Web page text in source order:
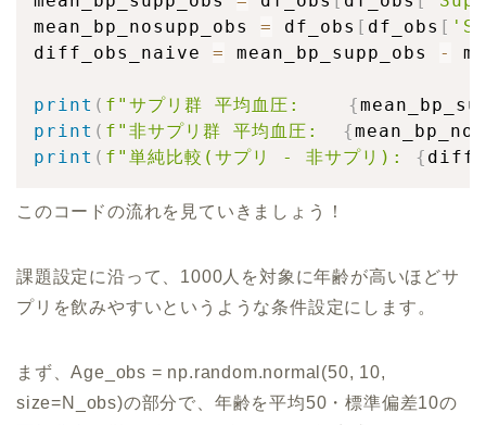
mean_bp_nosupp_obs = df_obs [ df_obs [
diff_obs_naive = mean_bp_supp_obs -
print ( f"サプリ群 平均血圧: {
print ( f"非サプリ群 平均血圧: {
print ( f"単純比較(サプリ - 非サプリ): {
このコードの流れを見ていきましょう！
課題設定に沿って、1000人を対象に年齢が高いほどサ
プリを飲みやすいというような条件設定にします。
まず、Age_obs = np.random.normal(50, 10,
size=N_obs)の部分で、年齢を平均50・標準偏差10の